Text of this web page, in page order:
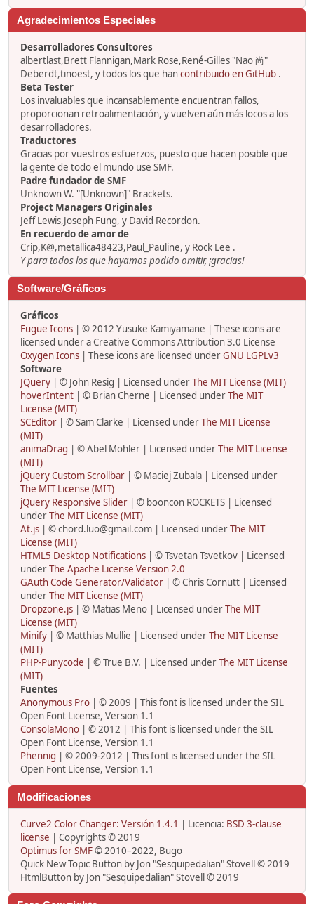
Agradecimientos Especiales
Desarrolladores Consultores
albertlast,Brett Flannigan,Mark Rose,René-Gilles "Nao 尚"
Deberdt,tinoest, y todos los que hancontribuido en GitHub .
Beta Tester
Los invaluables que incansablemente encuentran fallos,
proporcionan retroalimentación, y vuelven aún más locos a los
desarrolladores.
Traductores
Gracias por vuestros esfuerzos, puesto que hacen posible que
la gente de todo el mundo use SMF.
Padre fundador de SMF
Unknown W. "[Unknown]" Brackets.
Project Managers Originales
Jeff Lewis,Joseph Fung, y David Recordon.
En recuerdo de amor de
Crip,K@,metallica48423,Paul_Pauline, y Rock Lee .
Y para todos los que hayamos podido omitir, ¡gracias!
Software/Gráficos
Gráficos
Fugue Icons | © 2012 Yusuke Kamiyamane | These icons are
licensed under a Creative Commons Attribution 3.0 License
Oxygen Icons | These icons are licensed underGNU LGPLv3
Software
JQuery | © John Resig | Licensed underThe MIT License (MIT)
hoverIntent | © Brian Cherne | Licensed underThe MIT
License (MIT)
SCEditor | © Sam Clarke | Licensed underThe MIT License
(MIT)
animaDrag | © Abel Mohler | Licensed underThe MIT License
(MIT)
jQuery Custom Scrollbar | © Maciej Zubala | Licensed under
The MIT License (MIT)
jQuery Responsive Slider | © booncon ROCKETS | Licensed
underThe MIT License (MIT)
At.js | © chord.luo@gmail.com | Licensed underThe MIT
License (MIT)
HTML5 Desktop Notifications | © Tsvetan Tsvetkov | Licensed
underThe Apache License Version 2.0
GAuth Code Generator/Validator | © Chris Cornutt | Licensed
underThe MIT License (MIT)
Dropzone.js | © Matias Meno | Licensed underThe MIT
License (MIT)
Minify | © Matthias Mullie | Licensed underThe MIT License
(MIT)
PHP-Punycode | © True B.V. | Licensed underThe MIT License
(MIT)
Fuentes
Anonymous Pro | © 2009 | This font is licensed under the SIL
Open Font License, Version 1.1
ConsolaMono | © 2012 | This font is licensed under the SIL
Open Font License, Version 1.1
Phennig | © 2009-2012 | This font is licensed under the SIL
Open Font License, Version 1.1
Modificaciones
Curve2 Color Changer: Versión 1.4.1 | Licencia: BSD 3-clause
license | Copyrights © 2019
Optimus for SMF© 2010–2022, Bugo
Quick New Topic Button by Jon "Sesquipedalian" Stovell © 2019
HtmlButton by Jon "Sesquipedalian" Stovell © 2019